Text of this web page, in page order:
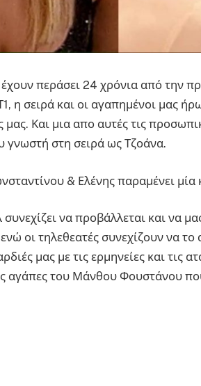
περάσει 24 χρόνια από την
η σειρά και οι αγαπημένοι μας
μας. Και μια απο αυτές τις
γνωστή στη σειρά ως Τζοάνα.
& Ελένης παραμένει μία
να προβάλλεται και να
οι τηλεθεατές συνεχίζουν να
μας με τις ερμηνείες και τις
αγάπες του Μάνθου Φουστάνου